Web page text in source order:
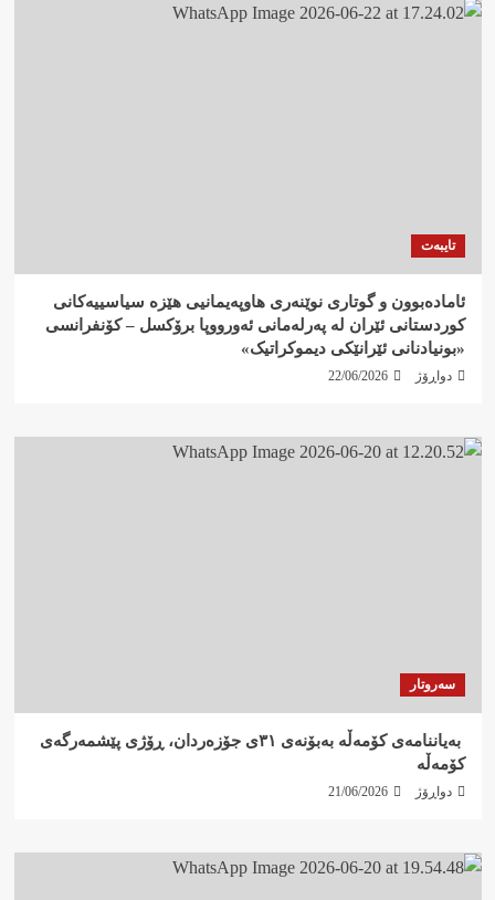
تایبەت
ئامادەبوون و گوتاری نوێنەری هاوپەیمانیی هێزە سیاسییەکانی
کوردستانی ئێران لە پەرلەمانی ئەورووپا برۆکسل – کۆنفرانسی
«بونیادنانی ئێرانێکی دیموکراتیک»
دواڕۆژ 22/06/2026
سەروتار
‍ بەیاننامەی کۆمەڵە بەبۆنەی ٣١ی جۆزەردان، ڕۆژی پێشمەرگەی
کۆمەڵە
دواڕۆژ 21/06/2026